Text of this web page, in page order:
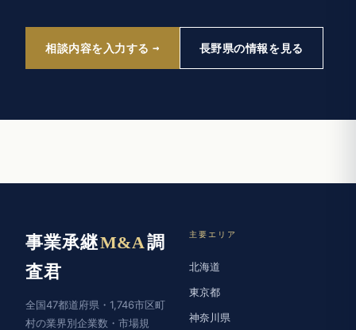
相談内容を入力する 長野県の情報を見る
事業承継M&A調
査君
全国47都道府県・1,746市区町
村の業界別企業数・市場規
主要エリア
北海道
東京都
神奈川県